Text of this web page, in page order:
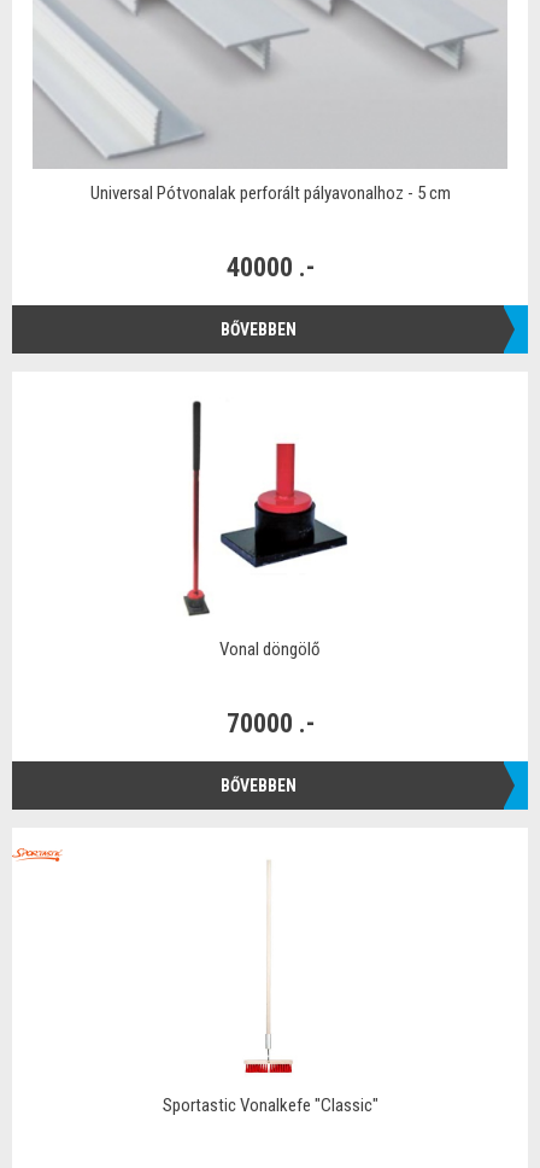
Universal Pótvonalak perforált pályavonalhoz - 5 cm
40000 .-
BŐVEBBEN
Vonal döngölő
70000 .-
BŐVEBBEN
Sportastic Vonalkefe "Classic"